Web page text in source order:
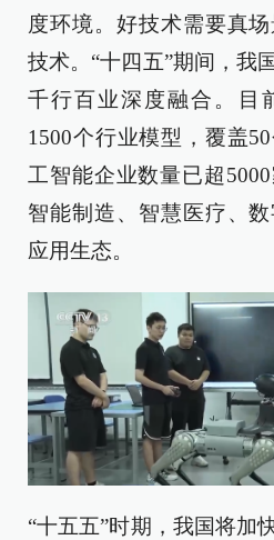
度环境。好技术需要真
技术。“十四五”期间，我
千行百业深度融合。目
1500个行业模型，覆盖
工智能企业数量已超
智能制造、智慧医疗、
应用生态。
“十五五”时期，我国将加